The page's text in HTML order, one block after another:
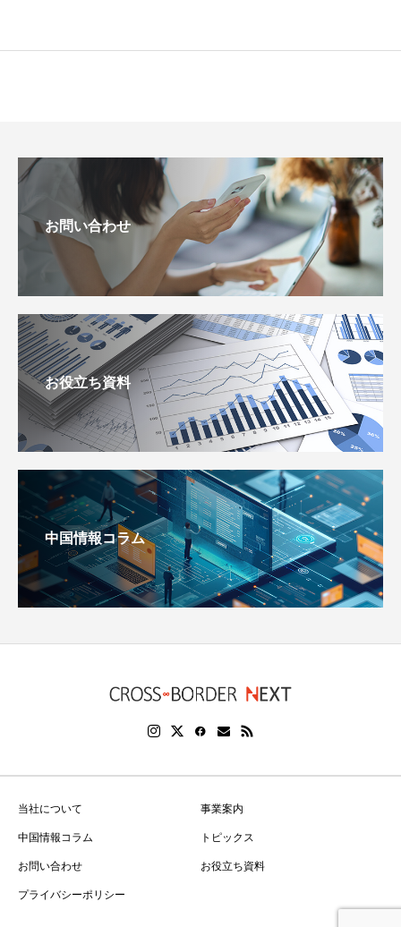
お問い合わせ
お役立ち資料
中国情報コラム
当社について 事業案内
中国情報コラム トピックス
お問い合わせ お役立ち資料
プライバシーポリシー